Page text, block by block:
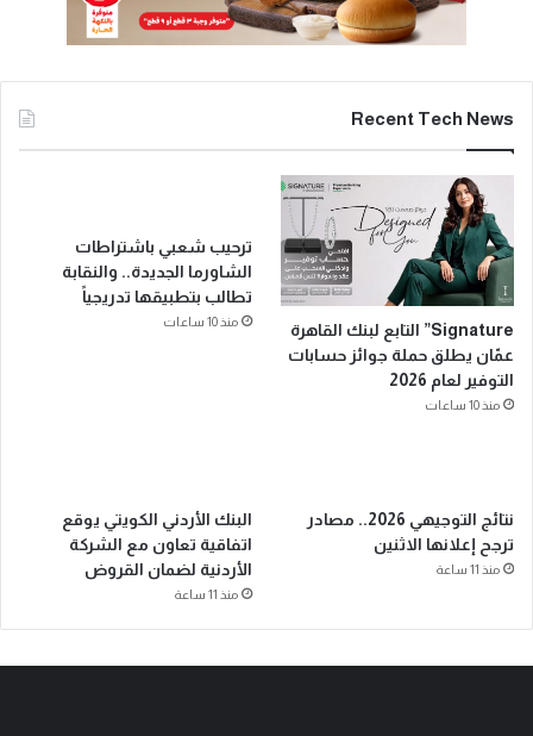
Recent Tech News
Signature” التابع لبنك القاهرة
عمّان يطلق حملة جوائز حسابات
التوفير لعام 2026
منذ 10 ساعات
ترحيب شعبي باشتراطات
الشاورما الجديدة.. والنقابة
تطالب بتطبيقها تدريجياً
منذ 10 ساعات
نتائج التوجيهي 2026.. مصادر
ترجح إعلانها الاثنين
منذ 11 ساعة
البنك الأردني الكويتي يوقع
اتفاقية تعاون مع الشركة
الأردنية لضمان القروض
منذ 11 ساعة